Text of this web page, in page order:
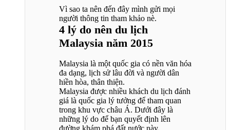
Vì sao ta nên đến đây mình gửi mọi
người thông tin tham khảo nè.
4 lý do nên du lịch
Malaysia năm 2015
Malaysia là một quốc gia có nền văn hóa
đa dạng, lịch sử lâu đời và người dân
hiền hòa, thân thiện.
Malaysia được nhiều khách du lịch đánh
giá là quốc gia lý tưởng để tham quan
trong khu vực châu Á. Dưới đây là
những lý do để bạn quyết định lên